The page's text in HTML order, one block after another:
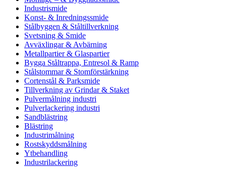
Industrismide
Konst- & Inredningssmide
Stålbyggen & Ståltillverkning
Svetsning & Smide
Avväxlingar & Avbärning
Metallpartier & Glaspartier
Bygga Ståltrappa, Entresol & Ramp
Stålstommar & Stomförstärkning
Cortenstål & Parksmide
Tillverkning av Grindar & Staket
Pulvermålning industri
Pulverlackering industri
Sandblästring
Blästring
Industrimålning
Rostskyddsmålning
Ytbehandling
Industrilackering